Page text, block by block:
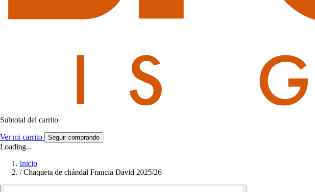
Subtotal del carrito
Ver mi carrito Seguir comprando
Loading...
Inicio
/ Chaqueta de chándal Francia David 2025/26